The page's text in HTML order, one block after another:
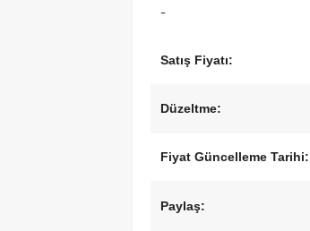
-
Satış Fiyatı:
Düzeltme:
Fiyat Güncelleme Tarihi:
Paylaş: